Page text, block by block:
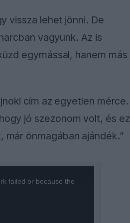
vissza lehet jönni. De
vagyunk. Az is
egymással, hanem más
cím az egyetlen mérce.
jó szezonom volt, és ez
önmagában ajándék.”
failed or because the